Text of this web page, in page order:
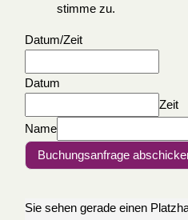
stimme zu.
Datum/Zeit
Datum
Zeit
Name
Buchungsanfrage
Sie sehen gerade einen